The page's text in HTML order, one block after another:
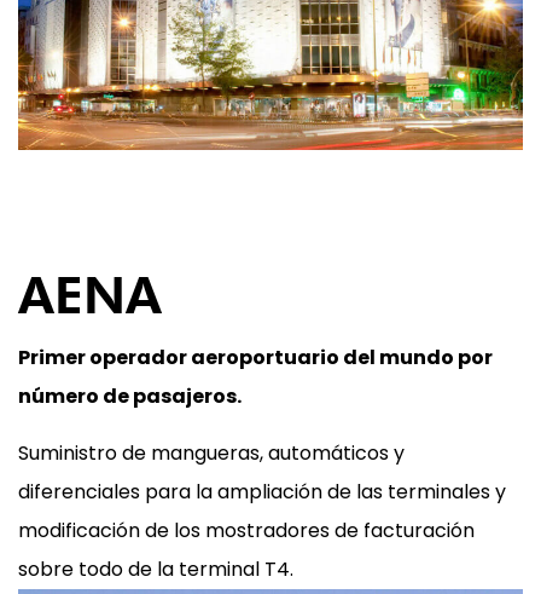
03
AENA
Primer operador aeroportuario del mundo por
número de pasajeros.
Suministro de mangueras, automáticos y
diferenciales para la ampliación de las terminales y
modificación de los mostradores de facturación
sobre todo de la terminal T4.